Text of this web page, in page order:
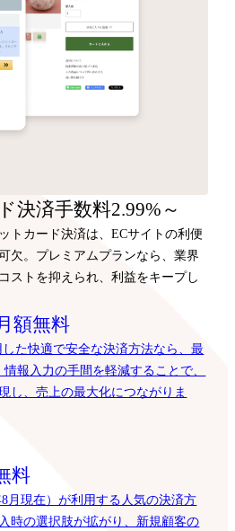
決済手数料2.99%～
トカード決済は、ECサイトの利便
欠。プレミアムプランなら、業界
ストを抑えられ、利益をキープし
額無料
た快適で安全な決済方法なら、最
報入力の手間を軽減することで、
し、売上の最大化につながりま
料
8月現在）が利用する人気の決済方
時の選択肢が拡がり、新規顧客の